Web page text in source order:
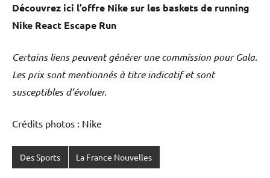
Découvrez ici l’offre Nike sur les baskets de running
Nike React Escape Run
Certains liens peuvent générer une commission pour Gala.
Les prix sont mentionnés à titre indicatif et sont
susceptibles d’évoluer.
Crédits photos : Nike
Des Sports La France Nouvelles